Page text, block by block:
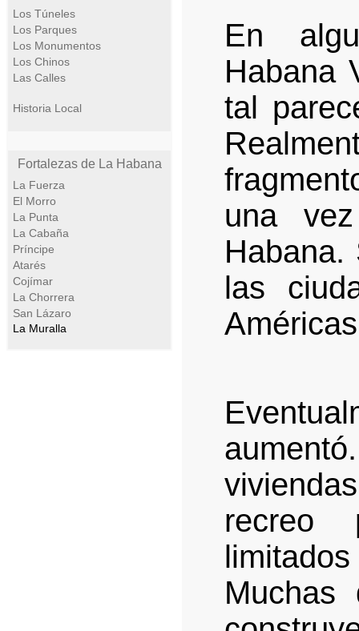
Los Túneles
Los Parques
Los Monumentos
Los Chinos
Las Calles
Historia Local
Fortalezas de La Habana
La Fuerza
El Morro
La Punta
La Cabaña
Príncipe
Atarés
Cojímar
La Chorrera
San Lázaro
La Muralla
En
Habana
tal
una
las
recreo
Muchas